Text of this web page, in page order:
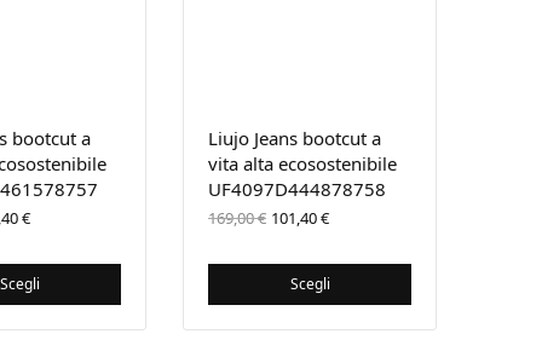
bootcut a
€.
€Il
è:
89,40 €.
Scegli
Liujo Jeans bootcut a
vita alta ecosostenibile
UF4097D444878758
169,00€ Il prezzo
originale
169,00 €.
101,40€Il prezzo
101,40 €.
Scegli